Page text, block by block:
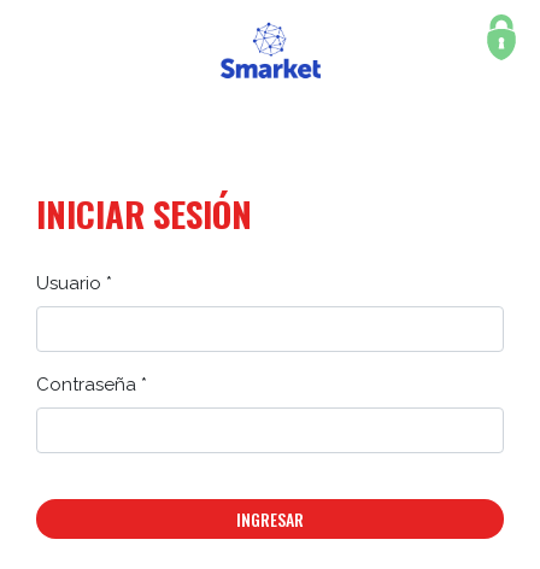
INICIAR SESIÓN
Usuario *
Contraseña *
INGRESAR